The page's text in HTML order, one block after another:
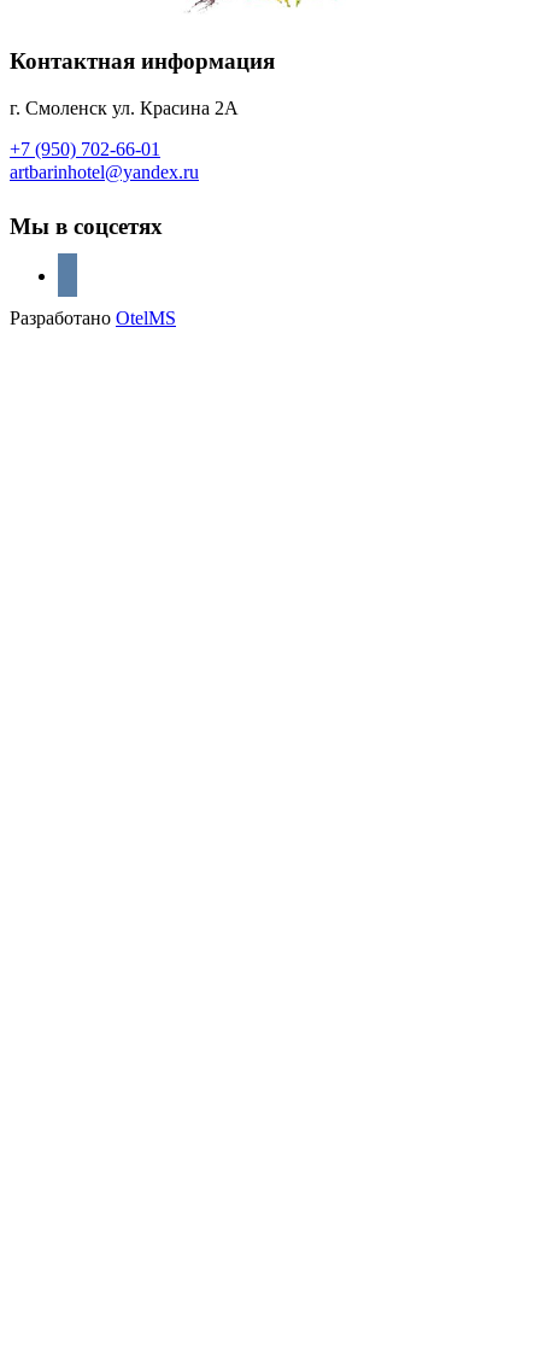
Контактная информация
г. Смоленск ул. Красина 2А
+7 (950) 702-66-01
artbarinhotel@yandex.ru
Мы в соцсетях
Разработано OtelMS